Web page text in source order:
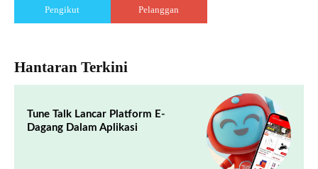
Pengikut Pelanggan
Hantaran Terkini
Tune Talk Lancar Platform E-
Dagang Dalam Aplikasi